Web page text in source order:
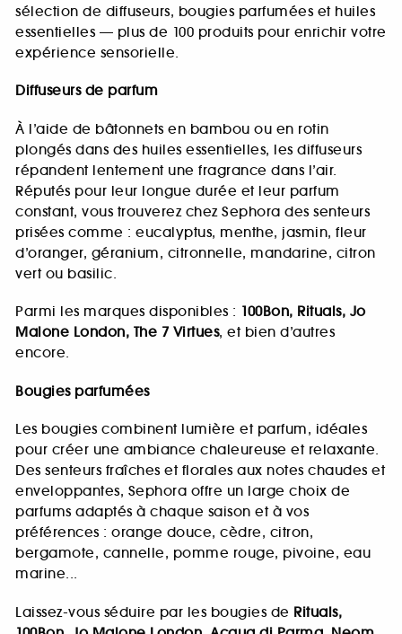
sélection de diffuseurs, bougies parfumées et huiles
essentielles — plus de 100 produits pour enrichir votre
expérience sensorielle.
Diffuseurs de parfum
À l’aide de bâtonnets en bambou ou en rotin
plongés dans des huiles essentielles, les diffuseurs
répandent lentement une fragrance dans l’air.
Réputés pour leur longue durée et leur parfum
constant, vous trouverez chez Sephora des senteurs
prisées comme : eucalyptus, menthe, jasmin, fleur
d’oranger, géranium, citronnelle, mandarine, citron
vert ou basilic.
Parmi les marques disponibles : 100Bon, Rituals, Jo
Malone London, The 7 Virtues, et bien d’autres
encore.
Bougies parfumées
Les bougies combinent lumière et parfum, idéales
pour créer une ambiance chaleureuse et relaxante.
Des senteurs fraîches et florales aux notes chaudes et
enveloppantes, Sephora offre un large choix de
parfums adaptés à chaque saison et à vos
préférences : orange douce, cèdre, citron,
bergamote, cannelle, pomme rouge, pivoine, eau
marine...
Laissez-vous séduire par les bougies de Rituals,